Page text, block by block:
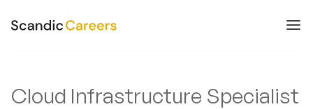
Cloud Infrastructure Specialist